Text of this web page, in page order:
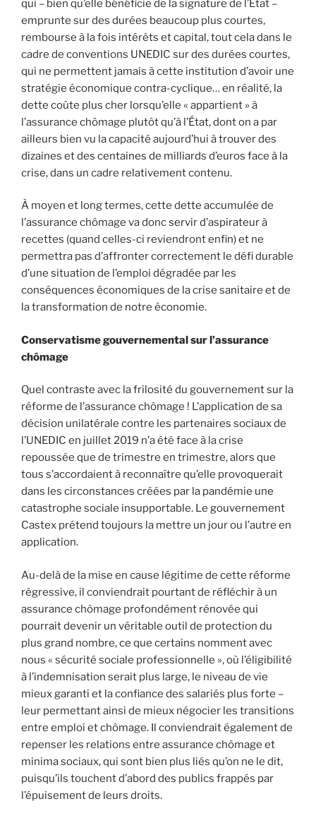
qui – bien qu’elle bénéficie de la signature de l’État –
emprunte sur des durées beaucoup plus courtes,
rembourse à la fois intérêts et capital, tout cela dans le
cadre de conventions UNEDIC sur des durées courtes,
qui ne permettent jamais à cette institution d’avoir une
stratégie économique contra-cyclique… en réalité, la
dette coûte plus cher lorsqu’elle « appartient » à
l’assurance chômage plutôt qu’à l’État, dont on a par
ailleurs bien vu la capacité aujourd’hui à trouver des
dizaines et des centaines de milliards d’euros face à la
crise, dans un cadre relativement contenu.
À moyen et long termes, cette dette accumulée de
l’assurance chômage va donc servir d’aspirateur à
recettes (quand celles-ci reviendront enfin) et ne
permettra pas d’affronter correctement le défi durable
d’une situation de l’emploi dégradée par les
conséquences économiques de la crise sanitaire et de
la transformation de notre économie.
Conservatisme gouvernemental sur l’assurance
chômage
Quel contraste avec la frilosité du gouvernement sur la
réforme de l’assurance chômage ! L’application de sa
décision unilatérale contre les partenaires sociaux de
l’UNEDIC en juillet 2019 n’a été face à la crise
repoussée que de trimestre en trimestre, alors que
tous s’accordaient à reconnaître qu’elle provoquerait
dans les circonstances créées par la pandémie une
catastrophe sociale insupportable. Le gouvernement
Castex prétend toujours la mettre un jour ou l’autre en
application.
Au-delà de la mise en cause légitime de cette réforme
régressive, il conviendrait pourtant de réfléchir à un
assurance chômage profondément rénovée qui
pourrait devenir un véritable outil de protection du
plus grand nombre, ce que certains nomment avec
nous « sécurité sociale professionnelle », où l’éligibilité
à l’indemnisation serait plus large, le niveau de vie
mieux garanti et la confiance des salariés plus forte –
leur permettant ainsi de mieux négocier les transitions
entre emploi et chômage. Il conviendrait également de
repenser les relations entre assurance chômage et
minima sociaux, qui sont bien plus liés qu’on ne le dit,
puisqu’ils touchent d’abord des publics frappés par
l’épuisement de leurs droits.